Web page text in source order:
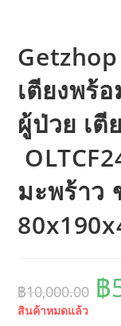
เตียงพร้
ผู้ป่วย เตี
มะพร้าว
฿10,000.00
was:
฿
สินค้าหมดแล้ว